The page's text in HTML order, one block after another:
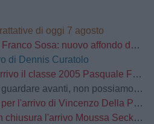
di oggi 7 agosto
Sosa: nuovo affondo del club amaranto
di Dennis Curatolo
il classe 2005 Pasquale Faccetti
prenderci carico di quello che è successo lo scorso anno"
l'arrivo di Vincenzo Della Pietra
l'arrivo Moussa Seck Ndoye dal Livorno